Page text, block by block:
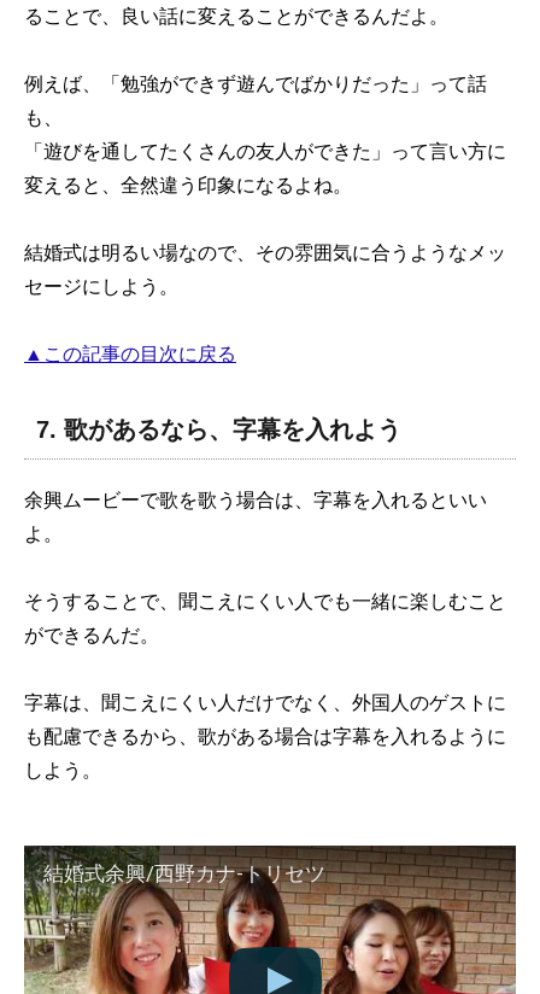
ることで、良い話に変えることができるんだよ。
例えば、「勉強ができず遊んでばかりだった」って話
も、
「遊びを通してたくさんの友人ができた」って言い方に
変えると、全然違う印象になるよね。
結婚式は明るい場なので、その雰囲気に合うようなメッ
セージにしよう。
▲この記事の目次に戻る
7. 歌があるなら、字幕を入れよう
余興ムービーで歌を歌う場合は、字幕を入れるといい
よ。
そうすることで、聞こえにくい人でも一緒に楽しむこと
ができるんだ。
字幕は、聞こえにくい人だけでなく、外国人のゲストに
も配慮できるから、歌がある場合は字幕を入れるように
しよう。
結婚式余興/西野カナ-トリセツ